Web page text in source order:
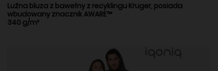
Luźna bluza z bawełny z recyklingu Kruger, posiada
wbudowany znacznik AWARE™
340 g/m²